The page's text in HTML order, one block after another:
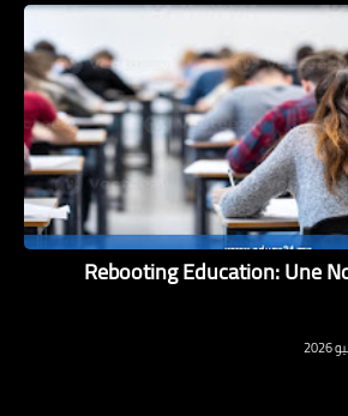
Rebooting Education: Une